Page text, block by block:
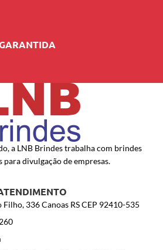
a LNB Brindes trabalha com brindes
divulgação de empresas.
336 Canoas RS CEP 92410-535